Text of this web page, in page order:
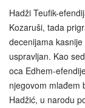
Hadži Teufik-
Kozaruši, tada
decenijama
uspravljan. Kao
oca Edhem-
njegovom mlađem
Hadžić, u narodu